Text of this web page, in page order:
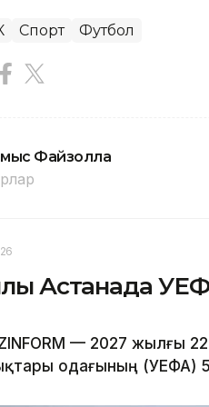
Спорт Футбол
Файзолла
Астанада
— 2027 жылғы
одағының (УЕФА)